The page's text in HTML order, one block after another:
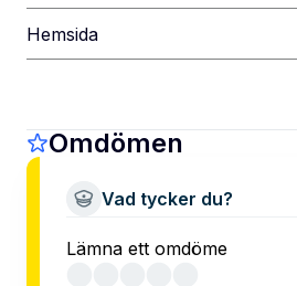
Hemsida
Omdömen
Vad tycker du?
Lämna ett omdöme